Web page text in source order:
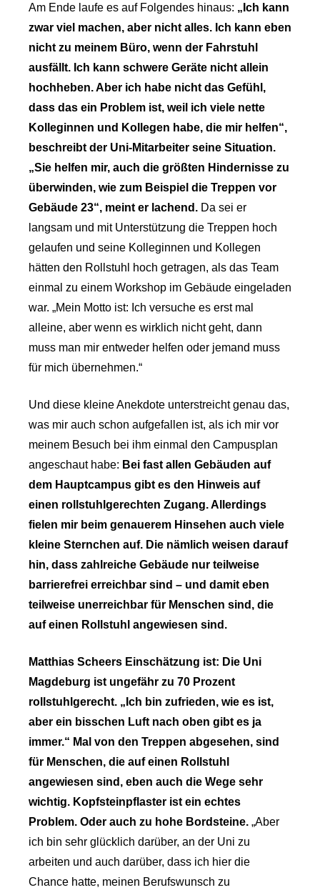
Am Ende laufe es auf Folgendes hinaus: „Ich kann
zwar viel machen, aber nicht alles. Ich kann eben
nicht zu meinem Büro, wenn der Fahrstuhl
ausfällt. Ich kann schwere Geräte nicht allein
hochheben. Aber ich habe nicht das Gefühl,
dass das ein Problem ist, weil ich viele nette
Kolleginnen und Kollegen habe, die mir helfen“,
beschreibt der Uni-Mitarbeiter seine Situation.
„Sie helfen mir, auch die größten Hindernisse zu
überwinden, wie zum Beispiel die Treppen vor
Gebäude 23“, meint er lachend. Da sei er
langsam und mit Unterstützung die Treppen hoch
gelaufen und seine Kolleginnen und Kollegen
hätten den Rollstuhl hoch getragen, als das Team
einmal zu einem Workshop im Gebäude eingeladen
war. „Mein Motto ist: Ich versuche es erst mal
alleine, aber wenn es wirklich nicht geht, dann
muss man mir entweder helfen oder jemand muss
für mich übernehmen.“
Und diese kleine Anekdote unterstreicht genau das,
was mir auch schon aufgefallen ist, als ich mir vor
meinem Besuch bei ihm einmal den Campusplan
angeschaut habe: Bei fast allen Gebäuden auf
dem Hauptcampus gibt es den Hinweis auf
einen rollstuhlgerechten Zugang. Allerdings
fielen mir beim genauerem Hinsehen auch viele
kleine Sternchen auf. Die nämlich weisen darauf
hin, dass zahlreiche Gebäude nur teilweise
barrierefrei erreichbar sind – und damit eben
teilweise unerreichbar für Menschen sind, die
auf einen Rollstuhl angewiesen sind.
Matthias Scheers Einschätzung ist: Die Uni
Magdeburg ist ungefähr zu 70 Prozent
rollstuhlgerecht. „Ich bin zufrieden, wie es ist,
aber ein bisschen Luft nach oben gibt es ja
immer.“ Mal von den Treppen abgesehen, sind
für Menschen, die auf einen Rollstuhl
angewiesen sind, eben auch die Wege sehr
wichtig. Kopfsteinpflaster ist ein echtes
Problem. Oder auch zu hohe Bordsteine. „Aber
ich bin sehr glücklich darüber, an der Uni zu
arbeiten und auch darüber, dass ich hier die
Chance hatte, meinen Berufswunsch zu